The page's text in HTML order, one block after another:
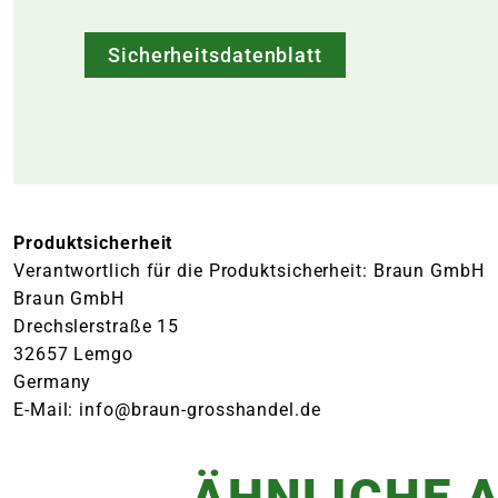
Sicherheitsdatenblatt
Produktsicherheit
Verantwortlich für die Produktsicherheit: Braun GmbH
Braun GmbH
Drechslerstraße 15
32657 Lemgo
Germany
E-Mail: info@braun-grosshandel.de